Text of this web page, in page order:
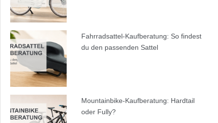
Fahrradsattel-Kaufberatung: So findest
du den passenden Sattel
Mountainbike-Kaufberatung: Hardtail
oder Fully?